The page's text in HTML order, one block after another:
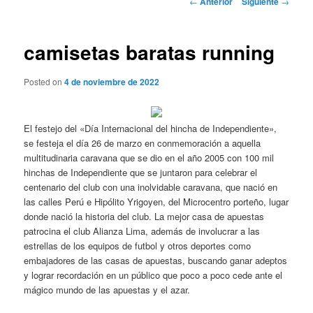
camisetas baratas running
Posted on4 de noviembre de 2022
El festejo del «Día Internacional del hincha de Independiente»,
se festeja el día 26 de marzo en conmemoración a aquella
multitudinaria caravana que se dio en el año 2005 con 100 mil
hinchas de Independiente que se juntaron para celebrar el
centenario del club con una inolvidable caravana, que nació en
las calles Perú e Hipólito Yrigoyen, del Microcentro porteño, lugar
donde nació la historia del club. La mejor casa de apuestas
patrocina el club Alianza Lima, además de involucrar a las
estrellas de los equipos de futbol y otros deportes como
embajadores de las casas de apuestas, buscando ganar adeptos
y lograr recordación en un público que poco a poco cede ante el
mágico mundo de las apuestas y el azar.